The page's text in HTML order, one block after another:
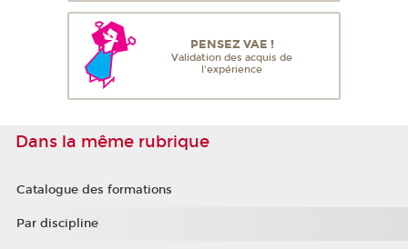
PENSEZ VAE !
Validation des acquis de
l'expérience
Dans la même rubrique
Catalogue des formations
Par discipline